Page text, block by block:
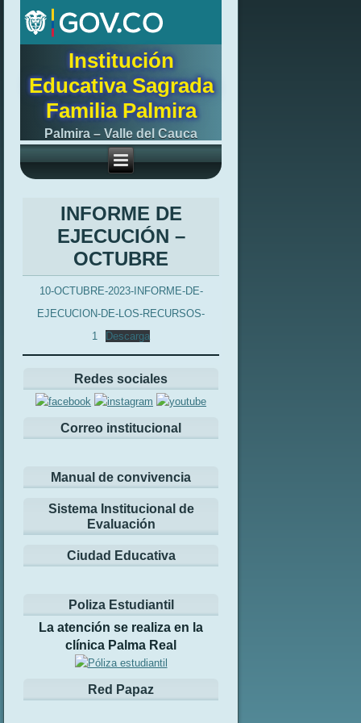
Institución
Educativa Sagrada
Familia Palmira
Palmira – Valle del Cauca
INFORME DE
EJECUCIÓN –
OCTUBRE
10-OCTUBRE-2023-INFORME-DE-
EJECUCION-DE-LOS-RECURSOS-
1
Descarga
Redes sociales
Correo institucional
Manual de convivencia
Sistema Institucional de
Evaluación
Ciudad Educativa
Poliza Estudiantil
La atención se realiza en la
clínica Palma Real
Red Papaz